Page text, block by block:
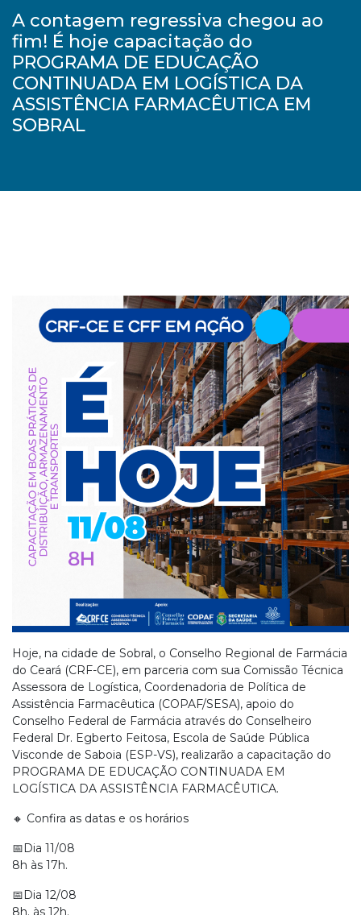
A contagem regressiva chegou ao
fim! É hoje capacitação do
PROGRAMA DE EDUCAÇÃO
CONTINUADA EM LOGÍSTICA DA
ASSISTÊNCIA FARMACÊUTICA EM
SOBRAL
Hoje, na cidade de Sobral, o Conselho Regional de Farmácia
do Ceará (CRF-CE), em parceria com sua Comissão Técnica
Assessora de Logística, Coordenadoria de Política de
Assistência Farmacêutica (COPAF/SESA), apoio do
Conselho Federal de Farmácia através do Conselheiro
Federal Dr. Egberto Feitosa, Escola de Saúde Pública
Visconde de Saboia (ESP-VS), realizarão a capacitação do
PROGRAMA DE EDUCAÇÃO CONTINUADA EM
LOGÍSTICA DA ASSISTÊNCIA FARMACÊUTICA.
🔸 Confira as datas e os horários
📅Dia 11/08
8h às 17h.
📅Dia 12/08
8h. às 12h.